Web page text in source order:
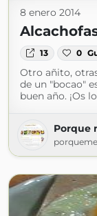
8 enero 2014
13 0
Otro añito,
de un "bocao"
buen año. ¡Os
Porque